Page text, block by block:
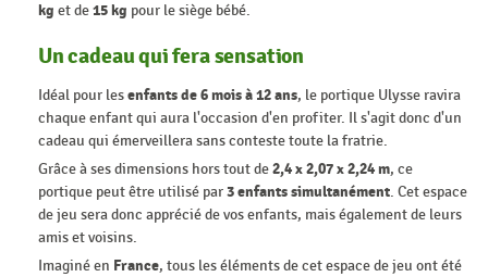
kg et de15 kg pour le siège bébé.
Un cadeau qui fera sensation
Idéal pour lesenfants de 6 mois à 12 ans, le portique Ulysse ravira
chaque enfant qui aura l'occasion d'en profiter. Il s'agit donc d'un
cadeau qui émerveillera sans conteste toute la fratrie.
Grâce à ses dimensions hors tout de2,4 x 2,07 x 2,24 m, ce
portique peut être utilisé par3 enfants simultanément. Cet espace
de jeu sera donc apprécié de vos enfants, mais également de leurs
amis et voisins.
Imaginé en France, tous les éléments de cet espace de jeu ont été